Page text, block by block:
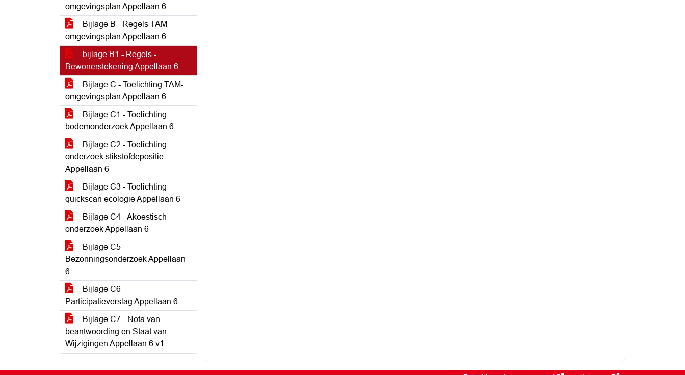
omgevingsplan Appellaan 6
Bijlage B - Regels TAM-
omgevingsplan Appellaan 6
bijlage B1 - Regels -
Bewonerstekening Appellaan 6
Bijlage C - Toelichting TAM-
omgevingsplan Appellaan 6
Bijlage C1 - Toelichting
bodemonderzoek Appellaan 6
Bijlage C2 - Toelichting
onderzoek stikstofdepositie
Appellaan 6
Bijlage C3 - Toelichting
quickscan ecologie Appellaan 6
Bijlage C4 - Akoestisch
onderzoek Appellaan 6
Bijlage C5 -
Bezonningsonderzoek Appellaan
6
Bijlage C6 -
Participatieverslag Appellaan 6
Bijlage C7 - Nota van
beantwoording en Staat van
Wijzigingen Appellaan 6 v1